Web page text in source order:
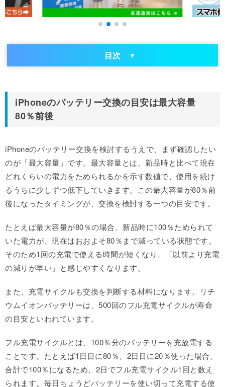
目次
iPhoneのバッテリー交換の目安は最大容量
80％前後
iPhoneのバッテリー交換を検討するうえで、まず確認したい
のが「最大容量」です。最大容量とは、新品時と比べて現在
どれくらいの電力をためられるかを示す数値で、使用を続け
るうちに少しずつ低下していきます。この最大容量が80％前
後になったタイミングが、交換を検討する一つの目安です。
たとえば最大容量が80％の場合、新品時に100％ためられて
いた電力が、現在はおおよそ80％まで減っている状態です。
そのため1回の充電で使える時間が短くなり、「以前より充電
の減りが早い」と感じやすくなります。
また、充電サイクルも交換を判断する材料になります。リチ
ウムイオンバッテリーは、500回のフル充電サイクルが寿命
の目安といわれています。
フル充電サイクルとは、100％分のバッテリーを充放電する
ことです。たとえば1日目に80％、2日目に20％使った場合、
合計で100％になるため、2日でフル充電サイクル1回と数え
られます。毎日ちょうどバッテリーを使い切って充電する使